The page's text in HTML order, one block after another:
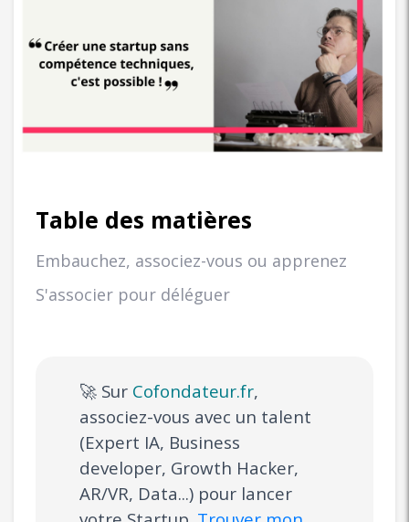
Table des matières
Embauchez, associez-vous ou apprenez
S'associer pour déléguer
🚀 Sur Cofondateur.fr,
associez-vous avec un talent
(Expert IA, Business
developer, Growth Hacker,
AR/VR, Data...) pour lancer